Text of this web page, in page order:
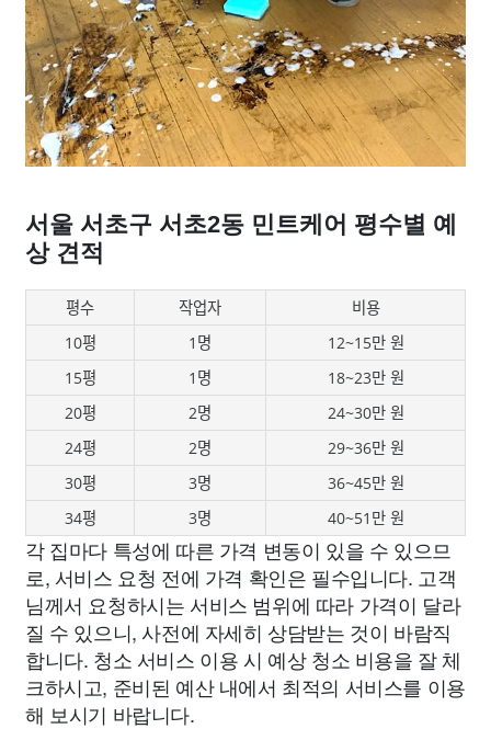
서울 서초구 서초2동 민트케어 평수별 예
상 견적
평수 작업자
비용
10평
1명
12~15만 원
15평
1명
18~23만 원
20평
2명
24~30만 원
24평
2명
29~36만 원
30평
3명
36~45만 원
34평
3명 40~51만 원
각 집마다 특성에 따른 가격 변동이 있을 수 있으므
로, 서비스 요청 전에 가격 확인은 필수입니다. 고객
님께서 요청하시는 서비스 범위에 따라 가격이 달라
질 수 있으니, 사전에 자세히 상담받는 것이 바람직
합니다. 청소 서비스 이용 시 예상 청소 비용을 잘 체
크하시고, 준비된 예산 내에서 최적의 서비스를 이용
해 보시기 바랍니다.